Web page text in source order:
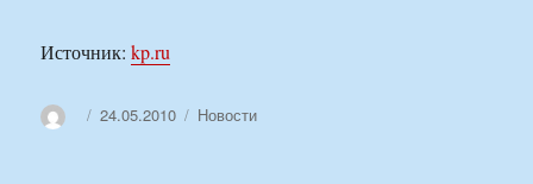
Источник:kp.ru
АвторОпубликовано
24.05.2010 Рубрики
Новости